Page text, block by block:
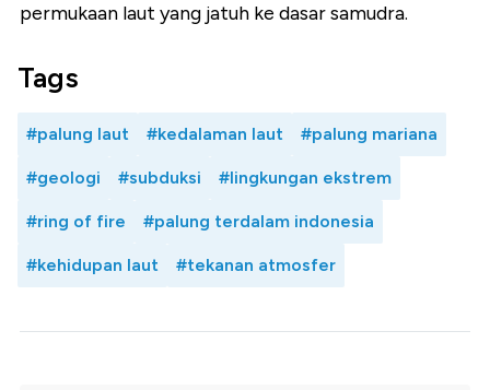
permukaan laut yang jatuh ke dasar samudra.
Tags
#palung laut #kedalaman laut #palung mariana
#geologi #subduksi #lingkungan ekstrem
#ring of fire #palung terdalam indonesia
#kehidupan laut #tekanan atmosfer